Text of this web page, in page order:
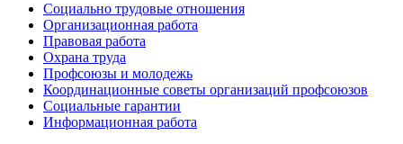
Социально трудовые отношения
Организационная работа
Правовая работа
Охрана труда
Профсоюзы и молодежь
Координационные советы организаций профсоюзов
Социальные гарантии
Информационная работа